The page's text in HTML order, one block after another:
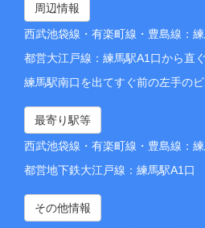
周辺情報
西武池袋線・有楽町線・豊島線：練
都営大江戸線：練馬駅A1口から直ぐ
練馬駅南口を出てすぐ前の左手のビ
最寄り駅等
西武池袋線・有楽町線・豊島線：
都営地下鉄大江戸線：練馬駅A1口
その他情報